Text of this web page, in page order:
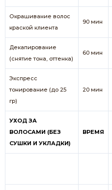
Окрашивание волос
краской клиента
90 мин
Декапирование
(снятие тона, оттенка)
60 мин
Экспресс
тонирование (до 25
гр)
20 мин
УХОД ЗА
ВОЛОСАМИ (БЕЗ
СУШКИ И УКЛАДКИ)
ВРЕМЯ